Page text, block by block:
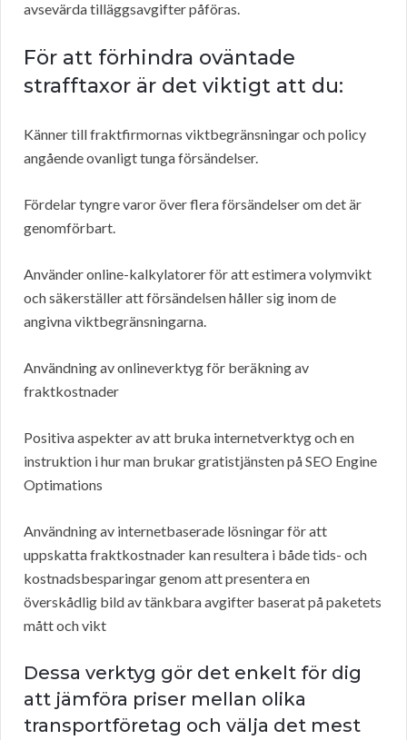
avsevärda tilläggsavgifter påföras.
För att förhindra oväntade
strafftaxor är det viktigt att du:
Känner till fraktfirmornas viktbegränsningar och policy
angående ovanligt tunga försändelser.
Fördelar tyngre varor över flera försändelser om det är
genomförbart.
Använder online-kalkylatorer för att estimera volymvikt
och säkerställer att försändelsen håller sig inom de
angivna viktbegränsningarna.
Användning av onlineverktyg för beräkning av
fraktkostnader
Positiva aspekter av att bruka internetverktyg och en
instruktion i hur man brukar gratistjänsten på SEO Engine
Optimations
Användning av internetbaserade lösningar för att
uppskatta fraktkostnader kan resultera i både tids- och
kostnadsbesparingar genom att presentera en
överskådlig bild av tänkbara avgifter baserat på paketets
mått och vikt
Dessa verktyg gör det enkelt för dig
att jämföra priser mellan olika
transportföretag och välja det mest